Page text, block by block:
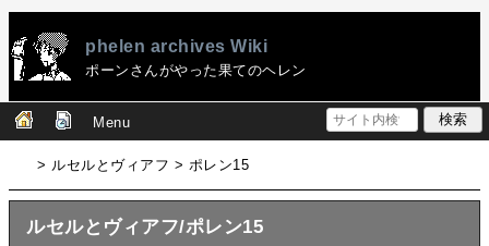
phelen archives Wiki
ポーンさんがやった果てのヘレン
Menu
> ルセルとヴィアフ > ポレン15
ルセルとヴィアフ/ポレン15